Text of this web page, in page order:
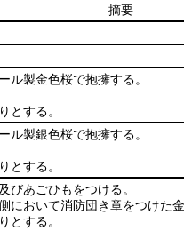
摘要
ル製金色桜で抱擁する。
とする。
ル製銀色桜で抱擁する。
とする。
びあごひもをつける。
において消防団き章をつけた
とする。